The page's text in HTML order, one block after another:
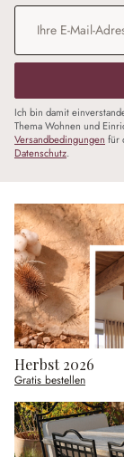
E-Mail-Adresse
Ich bin damit
Thema Wohnen und
Versandbedingungen für
Datenschutz.
Herbst 2026
Gratis bestellen